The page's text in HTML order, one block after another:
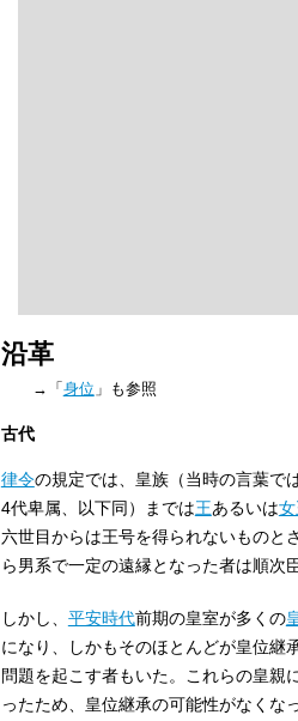
沿革
→「身位 」も参照
古代
律令の規定では、皇族（当時の言葉で
4代卑属、以下同）までは王あるいは
六世目からは王号を得られないものと
ら男系で一定の遠縁となった者は順次
しかし、 平安時代前期の皇室が多くの
になり、しかもそのほとんどが皇位継
問題を起こす者もいた。これらの皇親
ったため、皇位継承の可能性がなくな